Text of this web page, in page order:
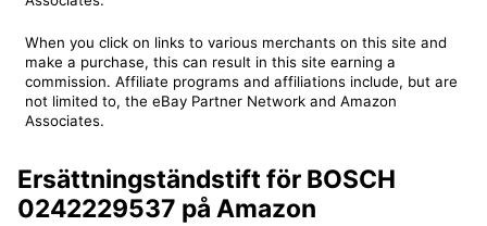
When you click on links to various merchants on this site and
make a purchase, this can result in this site earning a
commission. Affiliate programs and affiliations include, but are
not limited to, the eBay Partner Network and Amazon
Associates.
Ersättningständstift för BOSCH
0242229537 på Amazon